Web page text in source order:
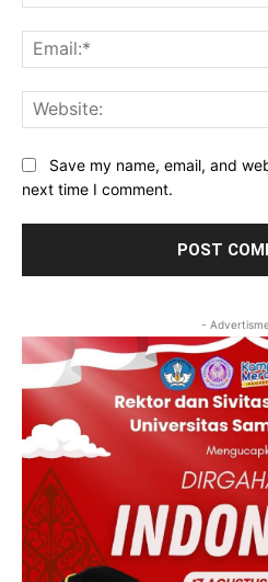
Save my name, email, and
next time I comment.
-